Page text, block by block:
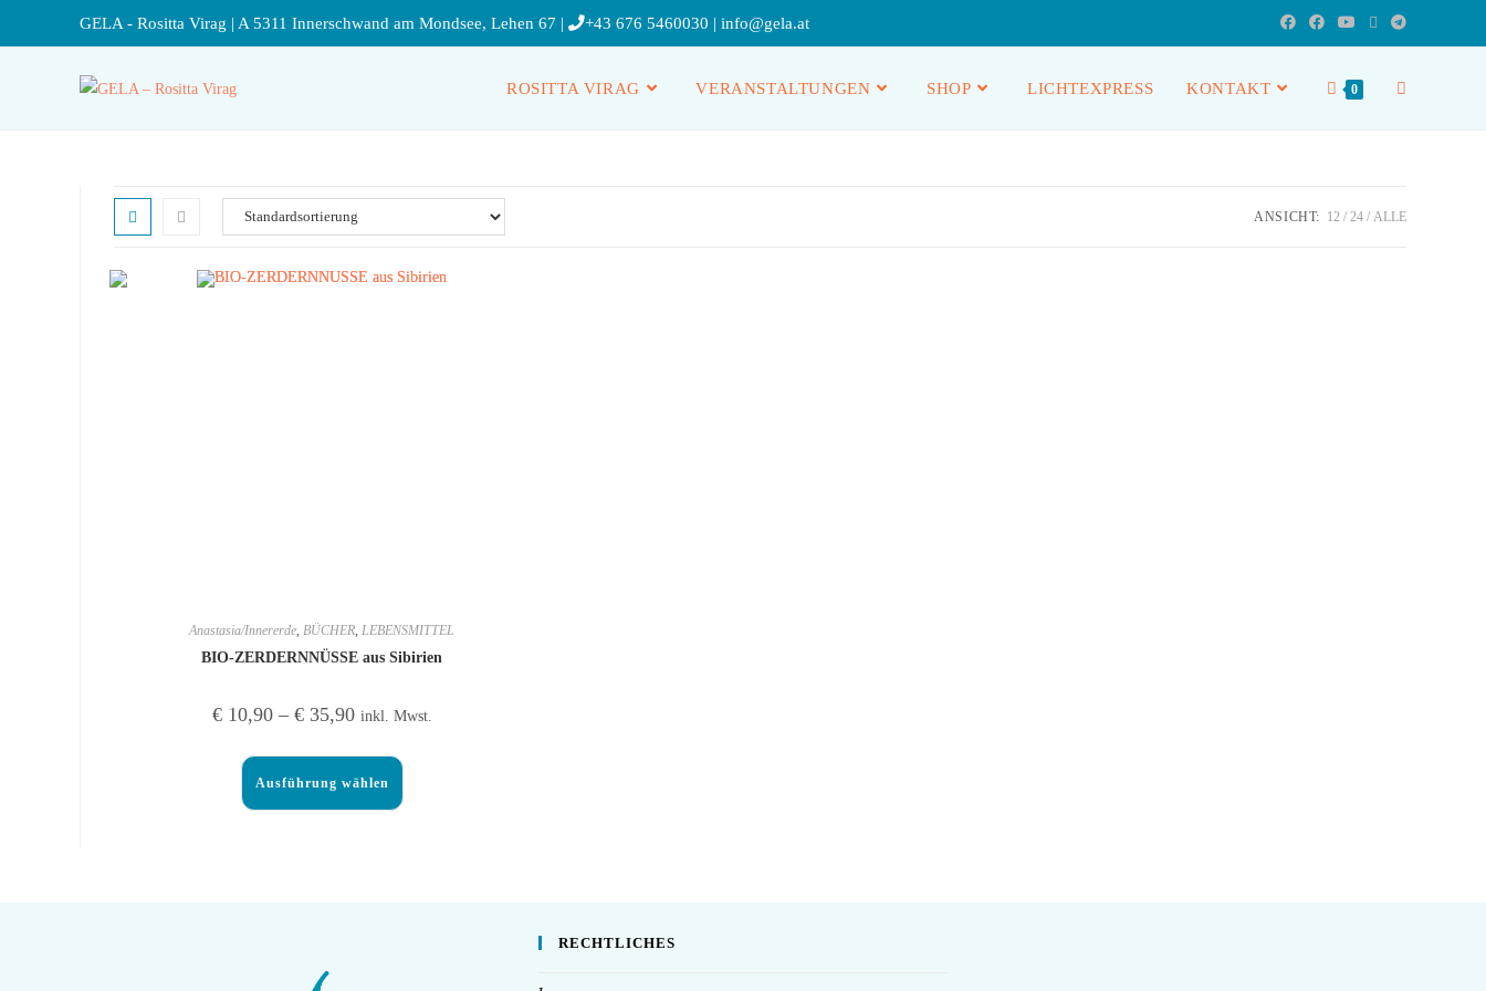
GELA - Rositta Virag | A 5311 Innerschwand am Mondsee, Lehen 67 | +43 676 5460030 | info@gela.at
ROSITTA VIRAG VERANSTALTUNGEN SHOP LICHTEXPRESS KONTAKT 0
ANSICHT: 12 24 ALLE
Anastasia/Innererde,BÜCHER,LEBENSMITTEL
BIO-ZERDERNNÜSSE aus Sibirien
€10,90– €35,90 inkl. Mwst.
Ausführung wählen
RECHTLICHES